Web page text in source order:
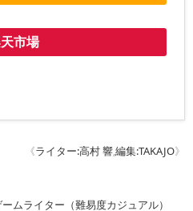
市場
《ライター:高村 響,編集:TAKAJO》
ムライター（難易度カジュアル）